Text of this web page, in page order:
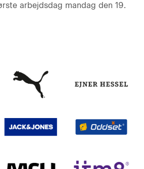
arbejdsdag mandag den 19.